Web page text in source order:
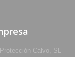
Calvo, SL